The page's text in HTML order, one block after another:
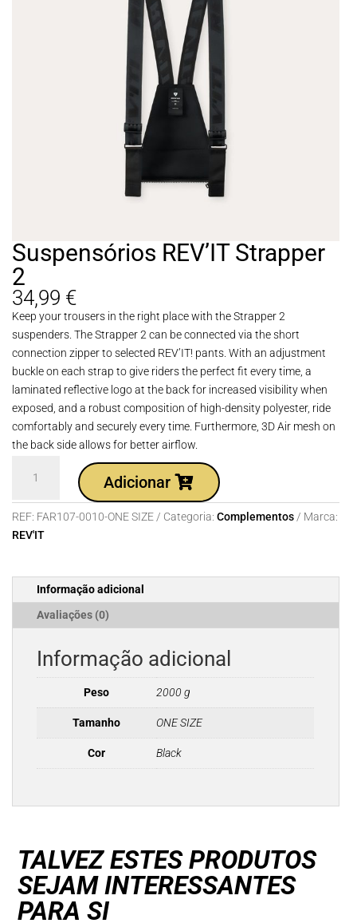
Suspensórios REV’IT Strapper
2
34,99 €
Keep your trousers in the right place with the Strapper 2
suspenders. The Strapper 2 can be connected via the short
connection zipper to selected REV’IT! pants. With an adjustment
buckle on each strap to give riders the perfect fit every time, a
laminated reflective logo at the back for increased visibility when
exposed, and a robust composition of high-density polyester, ride
comfortably and securely every time. Furthermore, 3D Air mesh on
the back side allows for better airflow.
Suspensórios
REV'IT
Strapper
Adicionar
REF: FAR107-0010-ONE SIZE Categoria: Complementos
Marca:
REV'IT
Informação adicional
Avaliações (0)
Informação adicional
Peso 2000 g
Tamanho ONE SIZE
Cor Black
TALVEZ ESTES PRODUTOS
SEJAM INTERESSANTES
PARA SI